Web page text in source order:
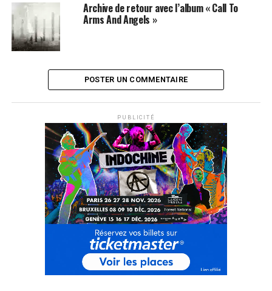
Archive de retour avec l’album « Call To
Arms And Angels »
POSTER UN COMMENTAIRE
PUBLICITÉ